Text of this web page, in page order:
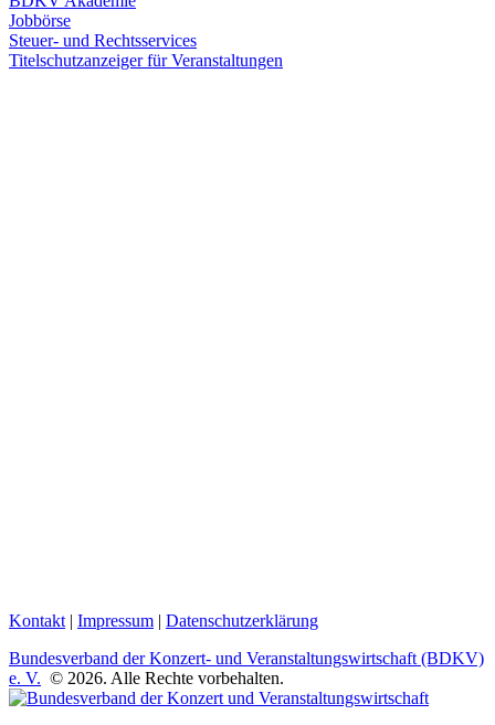
Jobbörse
Steuer- und Rechtsservices
Titelschutzanzeiger für Veranstaltungen
Kontakt | Impressum | Datenschutzerklärung
Bundesverband der Konzert- und Veranstaltungswirtschaft (BDKV)
e. V. © 2026. Alle Rechte vorbehalten.